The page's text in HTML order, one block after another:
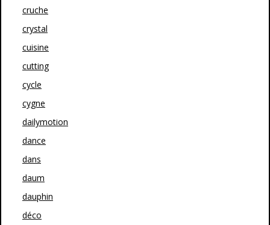
cruche
crystal
cuisine
cutting
cycle
cygne
dailymotion
dance
dans
daum
dauphin
déco